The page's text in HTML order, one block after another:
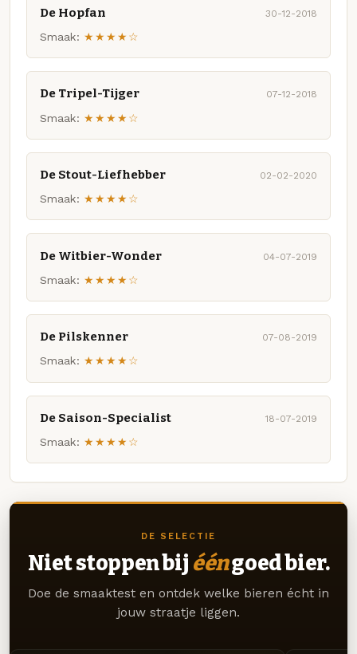
De Hopfan 30-12-2018
Smaak: ★★★★☆
De Tripel-Tijger 07-12-2018
Smaak: ★★★★☆
De Stout-Liefhebber 02-02-2020
Smaak: ★★★★☆
De Witbier-Wonder 04-07-2019
Smaak: ★★★★☆
De Pilskenner 07-08-2019
Smaak: ★★★★☆
De Saison-Specialist 18-07-2019
Smaak: ★★★★☆
DE SELECTIE
Niet stoppen bij ééngoed bier.
Doe de smaaktest en ontdek welke bieren écht in
jouw straatje liggen.